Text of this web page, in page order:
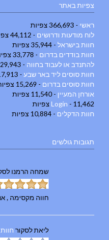
צפיות באתר
ראשי - 366,693 צפיות
לוח מודעות ודרושים - 44,112 צפיות
חוות בישראל - 35,944 צפיות
חוות בודדים בדרום - 33,778 צפיות
להתנדב או לעבוד בחווה - 29,943 צפיות
חוות סוסים ליד באר שבע - 17,913 צפיות
חוות סוסים בדרום - 15,269 צפיות
אורחן המעיין - 11,540 צפיות
Login - 11,462 צפיות
חוות הדקלים - 10,884 צפיות
תגובות גולשים
שמחה הרמנו
חווה מקסימה ,
ליאתלסקור